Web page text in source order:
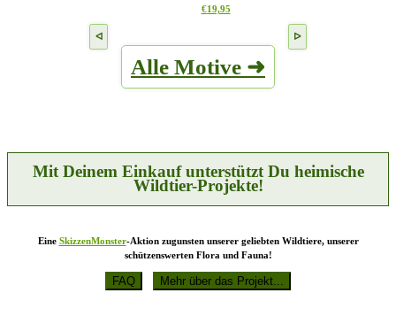
Optionen
Produktseite
gewählt
€19,95Dieses
Varianten
auf.
Produktseite
gewählt
werden
Alle Motive ➜
Mit Deinem Einkauf unterstützt Du heimische
Wildtier-Projekte!
Eine SkizzenMonster-Aktion zugunsten unserer geliebten Wildtiere, unserer
schützenswerten Flora und Fauna!